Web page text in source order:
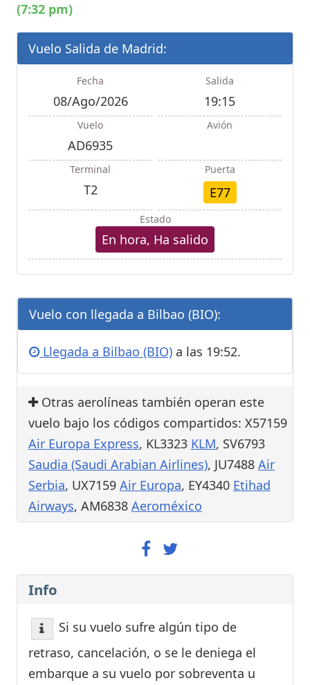
(7:32 pm)
Vuelo Salida de Madrid:
Fecha
08/Ago/2026
Salida
19:15
Vuelo
AD6935
Avión
Terminal
T2
Puerta
E77
Estado
En hora, Ha salido
Vuelo con llegada a Bilbao (BIO):
Llegada a Bilbao (BIO) a las 19:52.
Otras aerolíneas también operan este
vuelo bajo los códigos compartidos: X57159
Air Europa Express, KL3323 KLM, SV6793
Saudia (Saudi Arabian Airlines), JU7488 Air
Serbia, UX7159 Air Europa, EY4340 Etihad
Airways, AM6838 Aeroméxico
Info
Si su vuelo sufre algún tipo de
retraso, cancelación, o se le deniega el
embarque a su vuelo por sobreventa u